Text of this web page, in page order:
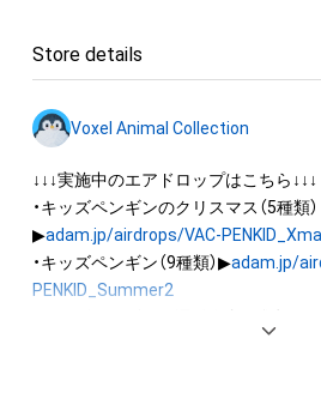
産権(それらの権利を取得し、又はそれ
作権を有する方、著作隣接権の権利者
けている者によって保護されています
を保有していたとしても、本アイテム
知的財産権を有することを意味しませ
・本アイテムの著作権を有する方、著
の管理委託を受けている者からの事前
アイテムの保有者が有する権利」の範
ル、リバースエンジニアリングを含み
Store details
Voxel Animal Collection
↓↓↓実施中のエアドロップはこちら↓↓↓
・キッズペンギンのクリスマス（5種類）
▶adam.jp/airdrops/VAC-
・キッズペンギン（9種類）▶adam.jp/
PENKID_Summer2